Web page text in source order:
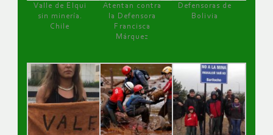
Valle de Elqui
sin minería.
Chile
Atentan contra
la Defensora
Francisca
Márquez
Defensoras de
Bolivia